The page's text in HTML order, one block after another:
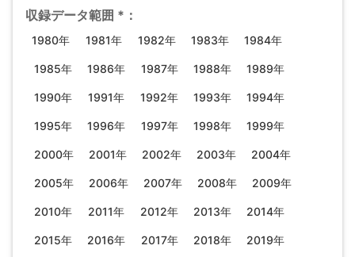
収録データ範囲 * ：
1980年 1981年 1982年 1983年 1984年
1985年 1986年 1987年 1988年 1989年
1990年 1991年 1992年 1993年 1994年
1995年 1996年 1997年 1998年 1999年
2000年 2001年 2002年 2003年 2004年
2005年 2006年 2007年 2008年 2009年
2010年 2011年 2012年 2013年 2014年
2015年 2016年 2017年 2018年 2019年